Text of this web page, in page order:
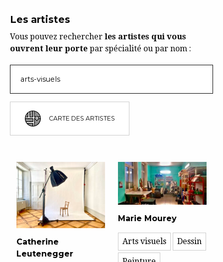
Les artistes
Vous pouvez rechercher les artistes qui vous
ouvrent leur porte par spécialité ou par nom :
CARTE DES ARTISTES
Catherine
Leutenegger
Marie Mourey
Arts visuels Dessin